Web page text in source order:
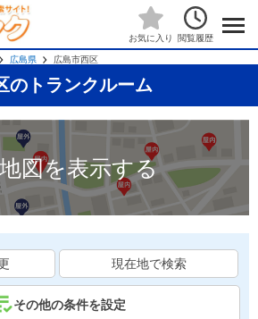
お気に入り 閲覧履歴
広島県 広島市西区
のトランクルーム
図を表示する
現在地で検索
その他の条件を設定